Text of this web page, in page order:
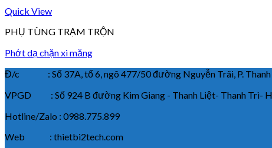
Quick View
PHỤ TÙNG TRẠM TRỘN
Phớt dạ chặn xi măng
Đ/c : Số 37A, tổ 6, ngõ 477/50 đường Nguyễn Trãi, P. Thanh
VPGD : Số 924 B đường Kim Giang - Thanh Liệt- Thanh Trì-
Hotline/Zalo : 0988.775.899
Web : thietbi2tech.com